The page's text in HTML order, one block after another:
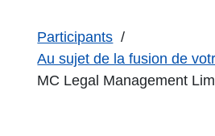
Participants
Au sujet de la fusion de
MC Legal Management